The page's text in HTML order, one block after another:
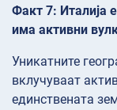
Факт 7: Италија
има активни
Уникатните
вклучуваат
единствената